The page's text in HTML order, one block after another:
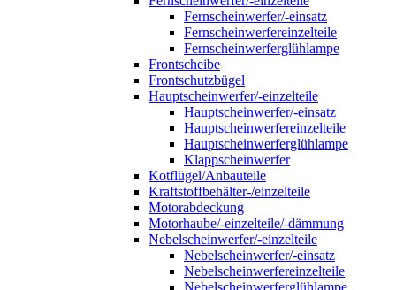
Fernscheinwerfer/-einsatz
Fernscheinwerfereinzelteile
Fernscheinwerferglühlampe
Frontscheibe
Frontschutzbügel
Hauptscheinwerfer/-einzelteile
Hauptscheinwerfer/-einsatz
Hauptscheinwerfereinzelteile
Hauptscheinwerferglühlampe
Klappscheinwerfer
Kotflügel/Anbauteile
Kraftstoffbehälter-/einzelteile
Motorabdeckung
Motorhaube/-einzelteile/-dämmung
Nebelscheinwerfer/-einzelteile
Nebelscheinwerfer/-einsatz
Nebelscheinwerfereinzelteile
Nebelscheinwerferglühlampe